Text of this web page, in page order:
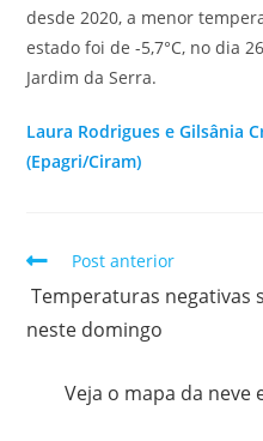
desde 2020, a menor
estado foi de -5,7°C, no dia
Jardim da Serra.
Laura Rodrigues e Gilsânia
(Epagri/Ciram)
Post anterior
Temperaturas negativas
neste domingo
Veja o mapa da neve